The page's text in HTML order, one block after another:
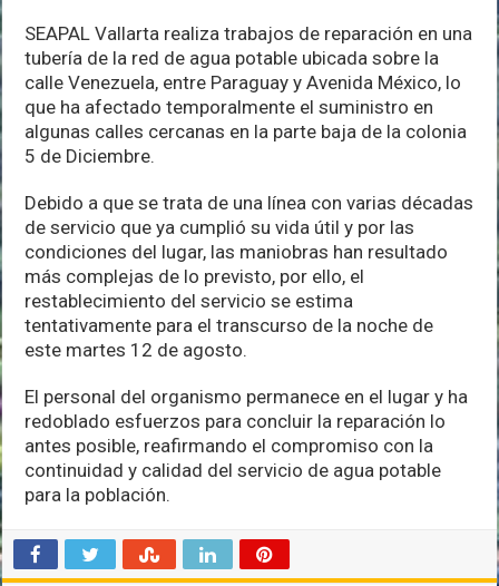
colonia
5
Diciembre
SEAPAL Vallarta realiza trabajos de reparación en una
tubería de la red de agua potable ubicada sobre la
calle Venezuela, entre Paraguay y Avenida México, lo
que ha afectado temporalmente el suministro en
algunas calles cercanas en la parte baja de la colonia
5 de Diciembre.
Debido a que se trata de una línea con varias décadas
de servicio que ya cumplió su vida útil y por las
condiciones del lugar, las maniobras han resultado
más complejas de lo previsto, por ello, el
restablecimiento del servicio se estima
tentativamente para el transcurso de la noche de
este martes 12 de agosto.
El personal del organismo permanece en el lugar y ha
redoblado esfuerzos para concluir la reparación lo
antes posible, reafirmando el compromiso con la
continuidad y calidad del servicio de agua potable
para la población.